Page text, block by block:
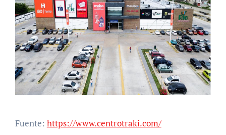
Fuente: https://www.centrotraki.com/